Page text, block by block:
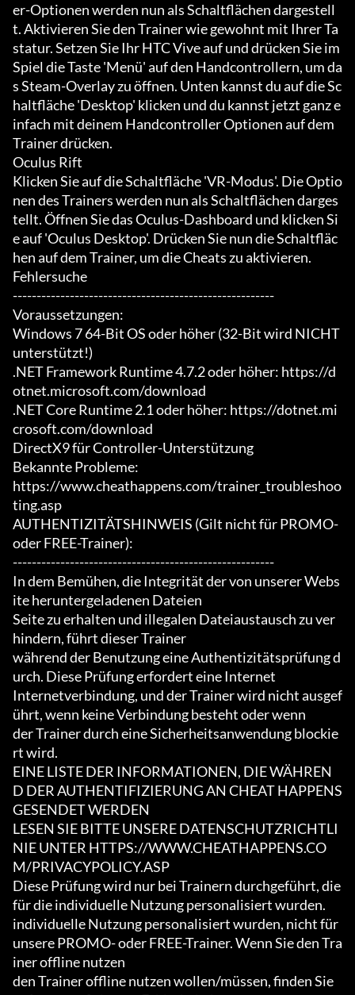
er-Optionen werden nun als Schaltflächen dargestell
t. Aktivieren Sie den Trainer wie gewohnt mit Ihrer Ta
statur. Setzen Sie Ihr HTC Vive auf und drücken Sie im
Spiel die Taste 'Menü' auf den Handcontrollern, um da
s Steam-Overlay zu öffnen. Unten kannst du auf die Sc
haltfläche 'Desktop' klicken und du kannst jetzt ganz e
infach mit deinem Handcontroller Optionen auf dem
Trainer drücken.
Oculus Rift
Klicken Sie auf die Schaltfläche 'VR-Modus'. Die Optio
nen des Trainers werden nun als Schaltflächen darges
tellt. Öffnen Sie das Oculus-Dashboard und klicken Si
e auf 'Oculus Desktop'. Drücken Sie nun die Schaltfläc
hen auf dem Trainer, um die Cheats zu aktivieren.
Fehlersuche
-------------------------------------------------------
Voraussetzungen:
Windows 7 64-Bit OS oder höher (32-Bit wird NICHT
unterstützt!)
.NET Framework Runtime 4.7.2 oder höher: https://d
otnet.microsoft.com/download
.NET Core Runtime 2.1 oder höher: https://dotnet.mi
crosoft.com/download
DirectX9 für Controller-Unterstützung
Bekannte Probleme:
https://www.cheathappens.com/trainer_troubleshoo
ting.asp
AUTHENTIZITÄTSHINWEIS (Gilt nicht für PROMO-
oder FREE-Trainer):
-------------------------------------------------------
In dem Bemühen, die Integrität der von unserer Webs
ite heruntergeladenen Dateien
Seite zu erhalten und illegalen Dateiaustausch zu ver
hindern, führt dieser Trainer
während der Benutzung eine Authentizitätsprüfung d
urch. Diese Prüfung erfordert eine Internet
Internetverbindung, und der Trainer wird nicht ausgef
ührt, wenn keine Verbindung besteht oder wenn
der Trainer durch eine Sicherheitsanwendung blockie
rt wird.
EINE LISTE DER INFORMATIONEN, DIE WÄHREN
D DER AUTHENTIFIZIERUNG AN CHEAT HAPPENS
GESENDET WERDEN
LESEN SIE BITTE UNSERE DATENSCHUTZRICHTLI
NIE UNTER HTTPS://WWW.CHEATHAPPENS.CO
M/PRIVACYPOLICY.ASP
Diese Prüfung wird nur bei Trainern durchgeführt, die
für die individuelle Nutzung personalisiert wurden.
individuelle Nutzung personalisiert wurden, nicht für
unsere PROMO- oder FREE-Trainer. Wenn Sie den Tra
iner offline nutzen
den Trainer offline nutzen wollen/müssen, finden Sie